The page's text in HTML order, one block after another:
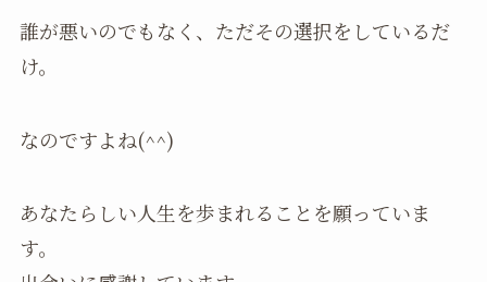
誰が悪いのでもなく、ただその選択をしているだ
け。
なのですよね(^^)
あなたらしい人生を歩まれることを願っていま
す。